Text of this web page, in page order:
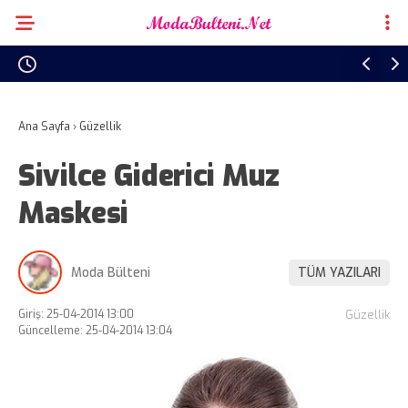
Ana Sayfa › Güzellik
Sivilce Giderici Muz
Maskesi
Moda Bülteni TÜM YAZILARI
Giriş: 25-04-2014 13:00
Güncelleme: 25-04-2014 13:04
Güzellik